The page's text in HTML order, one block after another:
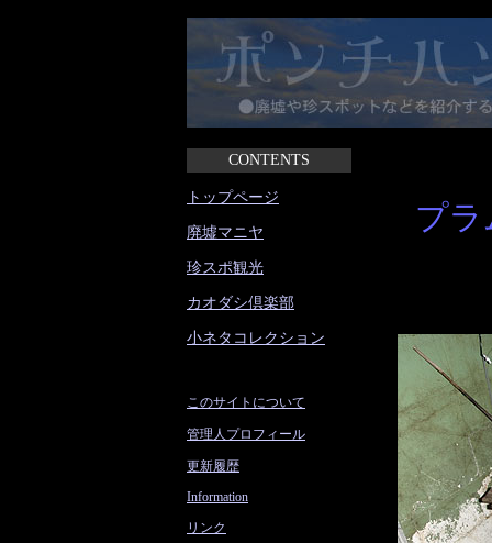
CONTENTS
トップページ
廃墟マニヤ
珍スポ観光
カオダシ倶楽部
小ネタコレクション
このサイトについて
管理人プロフィール
更新履歴
Information
リンク
プラ